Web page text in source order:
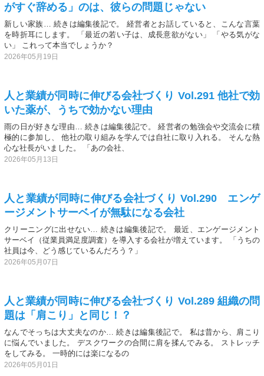
がすぐ辞める」のは、彼らの問題じゃない
新しい家族… 続きは編集後記で。 経営者とお話していると、こんな言葉
を時折耳にします。 「最近の若い子は、成長意欲がない」 「やる気がな
い」 これって本当でしょうか？
2026年05月19日
人と業績が同時に伸びる会社づくり Vol.291 他社で効
いた薬が、うちで効かない理由
雨の日が好きな理由… 続きは編集後記で。 経営者の勉強会や交流会に積
極的に参加し、 他社の取り組みを学んでは自社に取り入れる。 そんな熱
心な社長がいました。 「あの会社、
2026年05月13日
人と業績が同時に伸びる会社づくり Vol.290 エンゲ
ージメントサーベイが無駄になる会社
クリーニングに出せない… 続きは編集後記で。 最近、エンゲージメント
サーベイ（従業員満足度調査）を導入する会社が増えています。 「うちの
社員は今、どう感じているんだろう？」
2026年05月07日
人と業績が同時に伸びる会社づくり Vol.289 組織の問
題は「肩こり」と同じ！？
なんでそっちは大丈夫なのか… 続きは編集後記で。 私は昔から、肩こり
に悩んでいました。 デスクワークの合間に肩を揉んでみる。 ストレッチ
をしてみる。 一時的には楽になるの
2026年05月01日